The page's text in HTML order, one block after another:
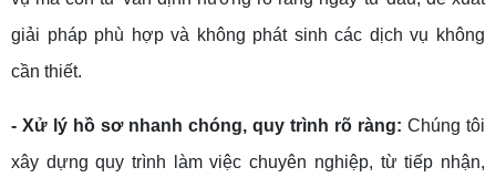
giải pháp phù hợp và không phát sinh các dịch vụ không
cần thiết.
- Xử lý hồ sơ nhanh chóng, quy trình rõ ràng: Chúng tôi
xây dựng quy trình làm việc chuyên nghiệp, từ tiếp nhận,